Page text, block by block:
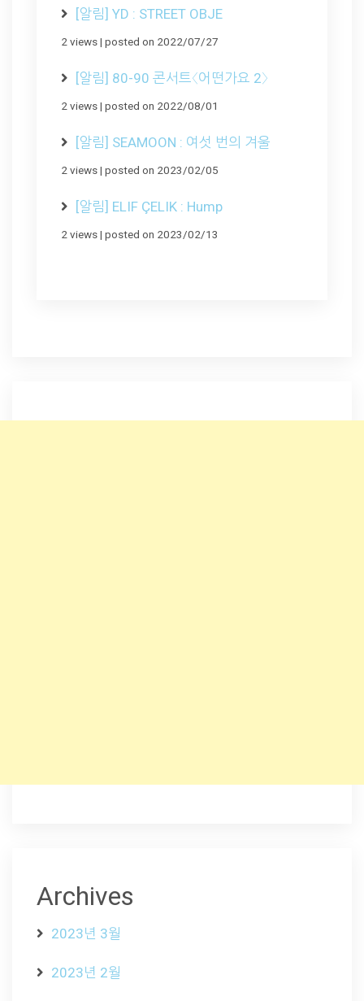
[알림] YD : STREET OBJE
2 views| posted on 2022/07/27
[알림] 80-90 콘서트〈어떤가요 2〉
2 views| posted on 2022/08/01
[알림] SEAMOON : 여섯 번의 겨울
2 views| posted on 2023/02/05
[알림] ELIF ÇELIK : Hump
2 views| posted on 2023/02/13
Archives
2023년 3월
2023년 2월